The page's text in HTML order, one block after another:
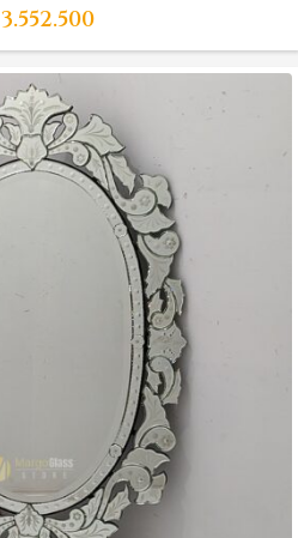
3.552.500